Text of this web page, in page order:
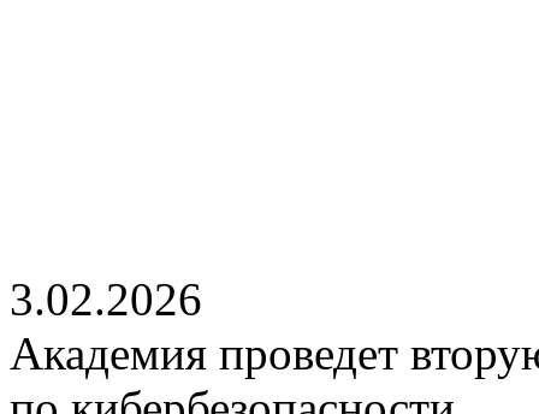
3.02.2026
Академия проведет